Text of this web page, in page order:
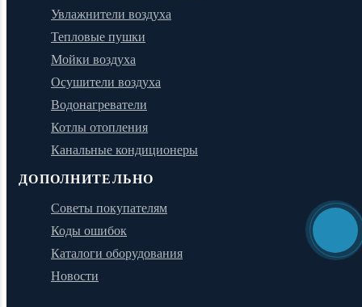
Увлажнители воздуха
Тепловые пушки
Мойки воздуха
Осушители воздуха
Водонагреватели
Котлы отопления
Канальные кондиционеры
ДОПОЛНИТЕЛЬНО
Советы покупателям
Коды ошибок
Каталоги оборудования
Новости